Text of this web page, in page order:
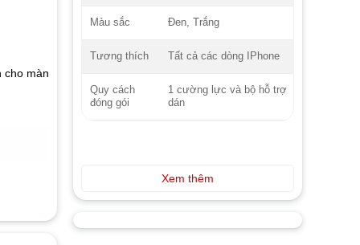
cho màn
Màu sắc Đen, Trắng
Tương thích Tất cả các dòng IPhone
Quy cách
đóng gói
1 cường lực và bộ hỗ trợ
dán
Xem thêm